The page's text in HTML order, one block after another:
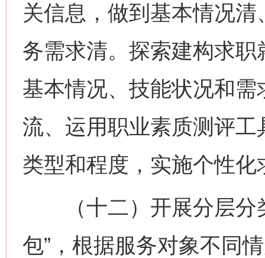
关信息，做到基本情况
务需求清。探索建构求
基本情况、技能状况和
流、运用职业素质测评
类型和程度，实施个性化
（十二）开展分层分
包”，根据服务对象不同